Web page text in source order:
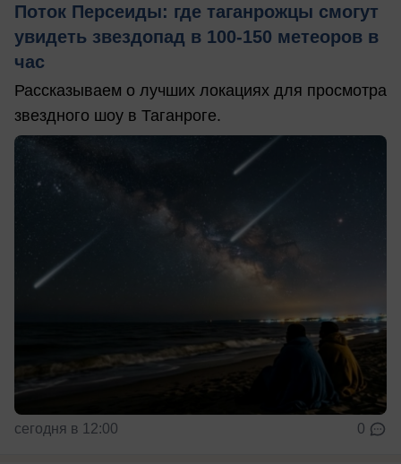
Поток Персеиды: где таганрожцы смогут
увидеть звездопад в 100-150 метеоров в
час
Рассказываем о лучших локациях для просмотра
звездного шоу в Таганроге.
сегодня в 12:00 0